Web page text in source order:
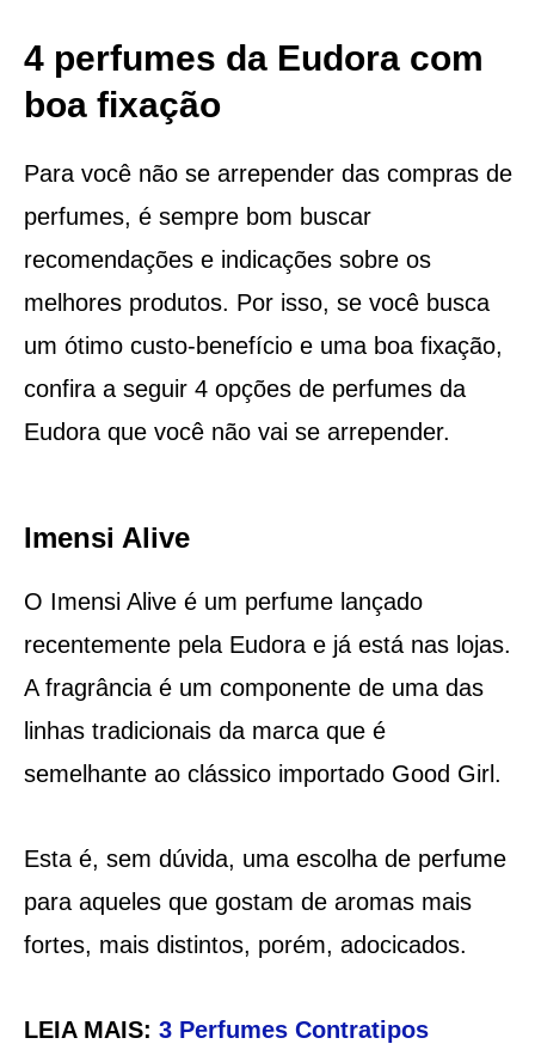
4 perfumes da Eudora com
boa fixação
Para você não se arrepender das compras de
perfumes, é sempre bom buscar
recomendações e indicações sobre os
melhores produtos. Por isso, se você busca
um ótimo custo-benefício e uma boa fixação,
confira a seguir 4 opções de perfumes da
Eudora que você não vai se arrepender.
Imensi Alive
O Imensi Alive é um perfume lançado
recentemente pela Eudora e já está nas lojas.
A fragrância é um componente de uma das
linhas tradicionais da marca que é
semelhante ao clássico importado Good Girl.
Esta é, sem dúvida, uma escolha de perfume
para aqueles que gostam de aromas mais
fortes, mais distintos, porém, adocicados.
LEIA MAIS: 3 Perfumes Contratipos